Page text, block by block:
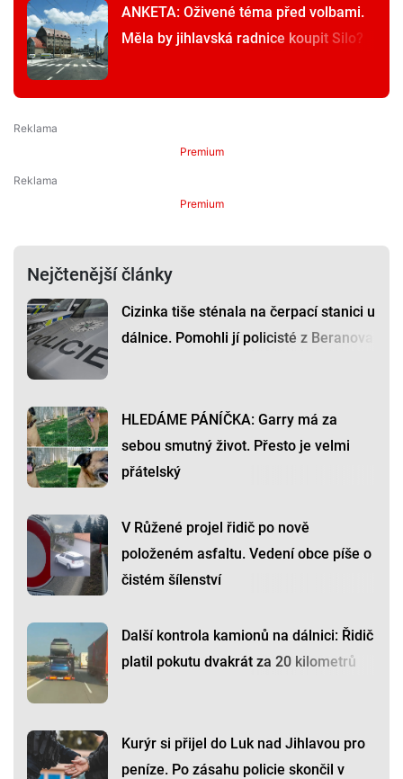
ANKETA: Oživené téma před volbami.
Měla by jihlavská radnice koupit Silo?
Premium
Premium
Nejčtenější články
Cizinka tiše sténala na čerpací stanici u
dálnice. Pomohli jí policisté z Beranova
HLEDÁME PÁNÍČKA: Garry má za
sebou smutný život. Přesto je velmi
přátelský
V Růžené projel řidič po nově
položeném asfaltu. Vedení obce píše o
čistém šílenství
Další kontrola kamionů na dálnici: Řidič
platil pokutu dvakrát za 20 kilometrů
Kurýr si přijel do Luk nad Jihlavou pro
peníze. Po zásahu policie skončil v